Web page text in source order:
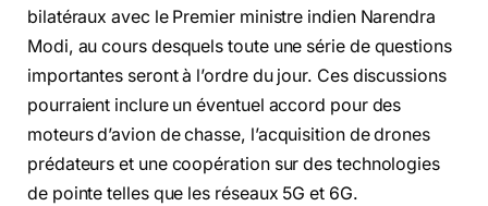
bilatéraux avec le Premier ministre indien Narendra
Modi, au cours desquels toute une série de questions
importantes seront à l’ordre du jour. Ces discussions
pourraient inclure un éventuel accord pour des
moteurs d’avion de chasse, l’acquisition de drones
prédateurs et une coopération sur des technologies
de pointe telles que les réseaux 5G et 6G.